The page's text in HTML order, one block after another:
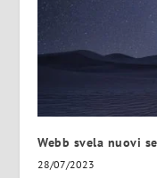
Webb svela nuovi
28/07/2023